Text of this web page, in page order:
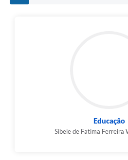
Educação
Sibele de Fatima Ferreira